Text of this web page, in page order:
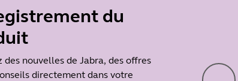
du
des nouvelles de Jabra, des offres
directement dans votre